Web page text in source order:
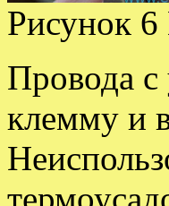
Рисунок 6
Провода
клемму и